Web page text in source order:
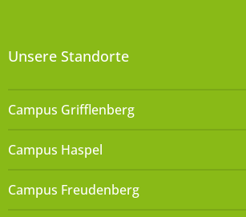
Unsere Standorte
Campus Grifflenberg
Campus Haspel
Campus Freudenberg